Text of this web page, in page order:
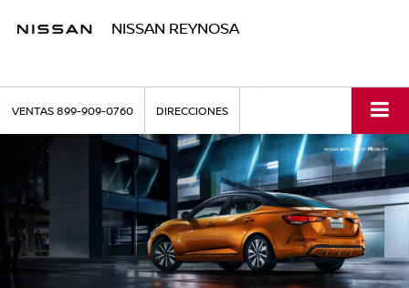
NISSAN REYNOSA
VENTAS899-909-0760 DIRECCIONES